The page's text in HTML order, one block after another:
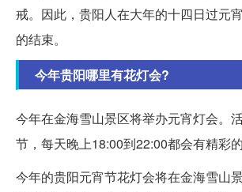
戒。因此，贵阳人在大年的十四日过元
的结束。
今年贵阳哪里有花灯会?
今年在金海雪山景区将举办元宵灯会。
节，每天晚上18:00到22:00都会有精彩的
今年的贵阳元宵节花灯会将在金海雪山